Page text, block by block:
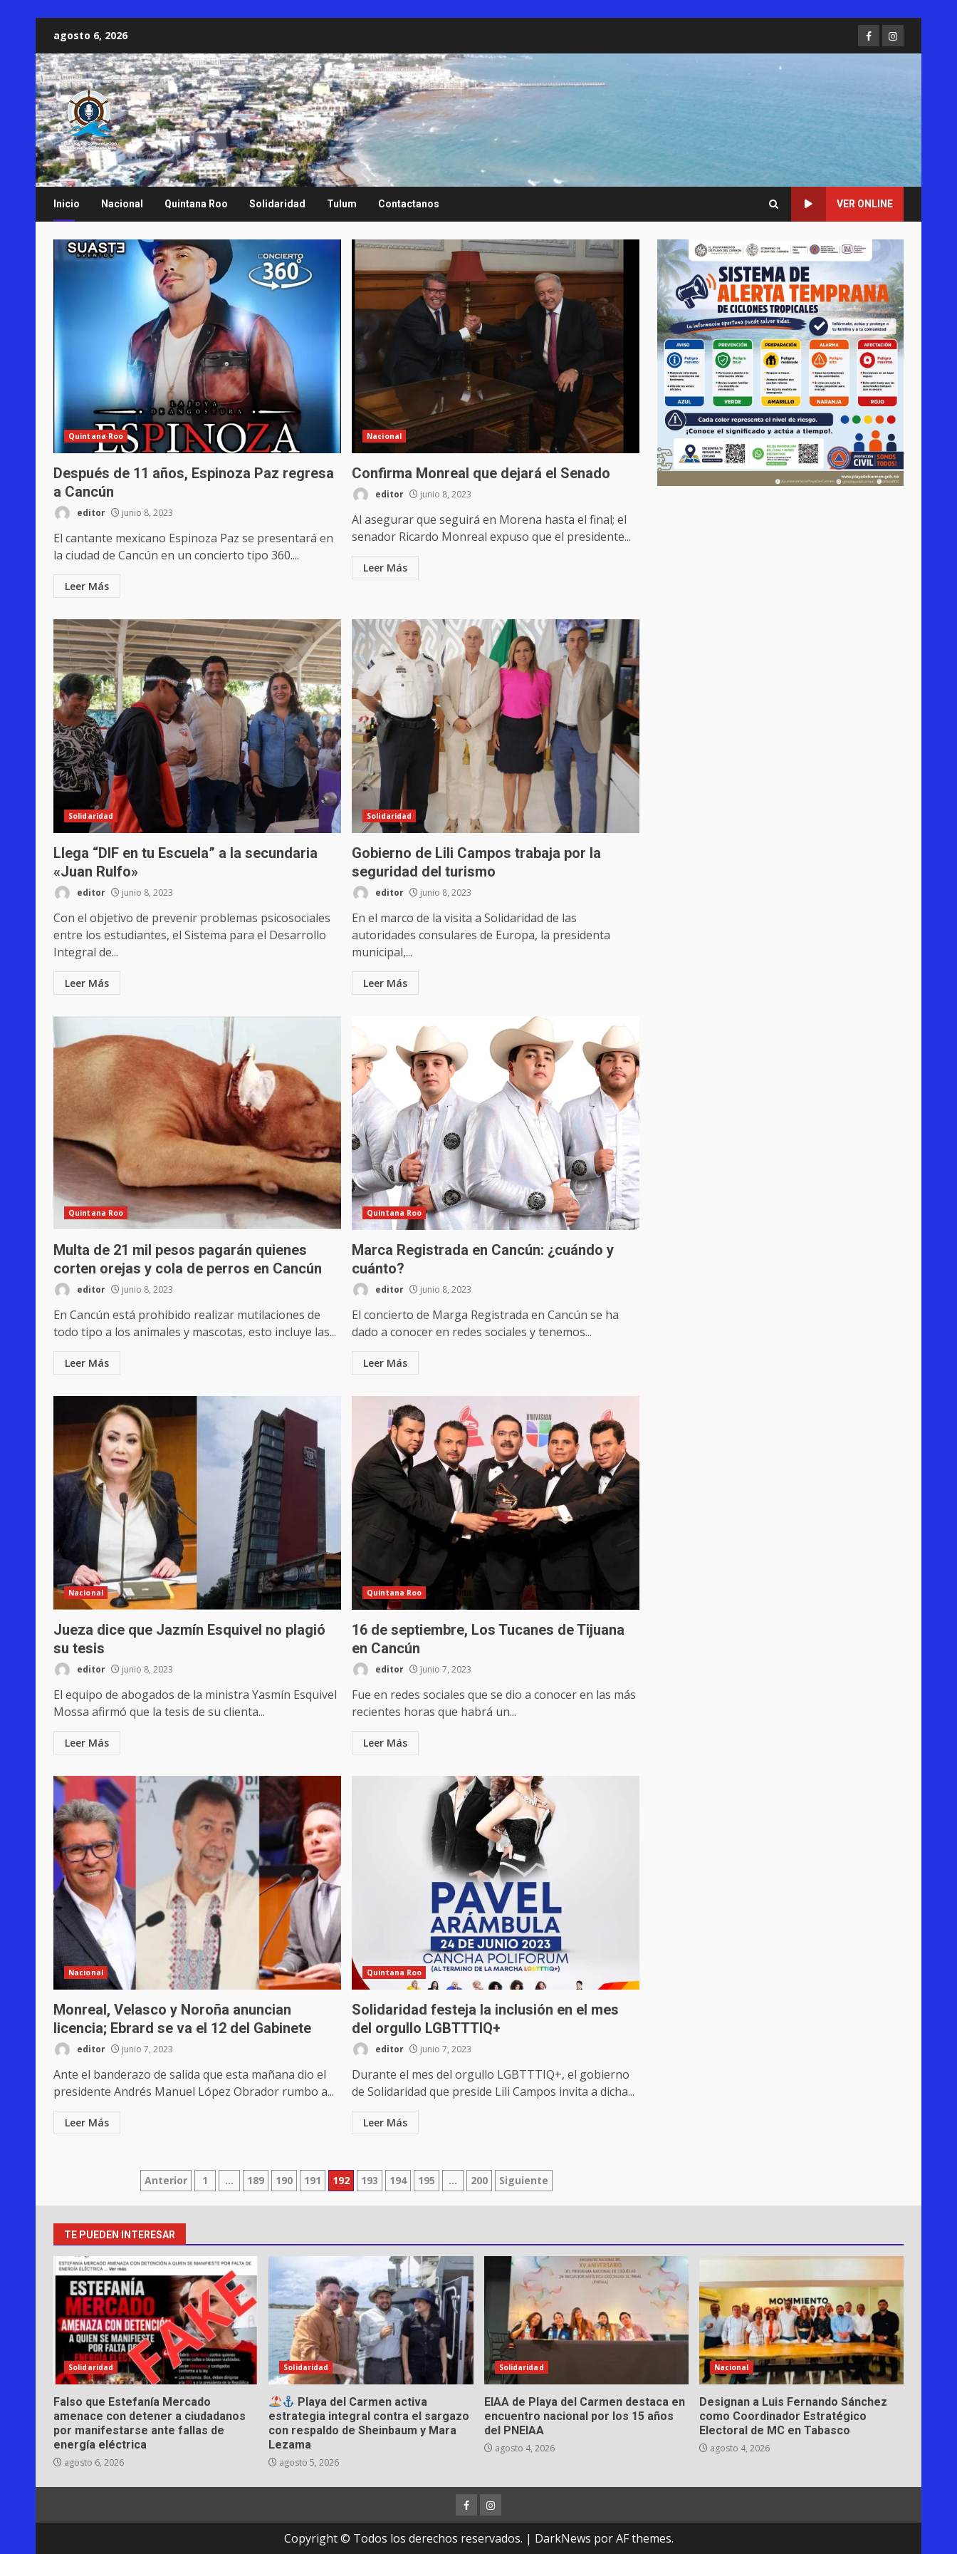
contenido
agosto 6, 2026 FacebookInstagram
Inicio Nacional Quintana Roo Solidaridad Tulum Contactanos VER ONLINE
Quintana Roo
Después de 11 años, Espinoza Paz regresa
a Cancún
editor junio 8, 2023
El cantante mexicano Espinoza Paz se presentará en
la ciudad de Cancún en un concierto tipo 360....
Leer Más
Nacional
Confirma Monreal que dejará el Senado
editor junio 8, 2023
Al asegurar que seguirá en Morena hasta el final; el
senador Ricardo Monreal expuso que el presidente...
Leer Más
Solidaridad
Llega “DIF en tu Escuela” a la secundaria
«Juan Rulfo»
editor junio 8, 2023
Con el objetivo de prevenir problemas psicosociales
entre los estudiantes, el Sistema para el Desarrollo
Integral de...
Leer Más
Solidaridad
Gobierno de Lili Campos trabaja por la
seguridad del turismo
editor junio 8, 2023
En el marco de la visita a Solidaridad de las
autoridades consulares de Europa, la presidenta
municipal,...
Leer Más
Quintana Roo
Multa de 21 mil pesos pagarán quienes
corten orejas y cola de perros en Cancún
editor junio 8, 2023
En Cancún está prohibido realizar mutilaciones de
todo tipo a los animales y mascotas, esto incluye las...
Leer Más
Quintana Roo
Marca Registrada en Cancún: ¿cuándo y
cuánto?
editor junio 8, 2023
El concierto de Marga Registrada en Cancún se ha
dado a conocer en redes sociales y tenemos...
Leer Más
Nacional
Jueza dice que Jazmín Esquivel no plagió
su tesis
editor junio 8, 2023
El equipo de abogados de la ministra Yasmín Esquivel
Mossa afirmó que la tesis de su clienta...
Leer Más
Quintana Roo
16 de septiembre, Los Tucanes de Tijuana
en Cancún
editor junio 7, 2023
Fue en redes sociales que se dio a conocer en las más
recientes horas que habrá un...
Leer Más
Nacional
Monreal, Velasco y Noroña anuncian
licencia; Ebrard se va el 12 del Gabinete
editor junio 7, 2023
Ante el banderazo de salida que esta mañana dio el
presidente Andrés Manuel López Obrador rumbo a...
Leer Más
Quintana Roo
Solidaridad festeja la inclusión en el mes
del orgullo LGBTTTIQ+
editor junio 7, 2023
Durante el mes del orgullo LGBTTTIQ+, el gobierno
de Solidaridad que preside Lili Campos invita a dicha...
Leer Más
Paginación
de
entradas
Anterior 1 … 189 190 191 192 193 194 195 … 200 Siguiente
TE PUEDEN INTERESAR
Solidaridad
Falso que Estefanía Mercado
amenace con detener a ciudadanos
por manifestarse ante fallas de
energía eléctrica
agosto 6, 2026
Solidaridad
Playa del Carmen activa
estrategia integral contra el sargazo
con respaldo de Sheinbaum y Mara
Lezama
agosto 5, 2026
Solidaridad
EIAA de Playa del Carmen destaca en
encuentro nacional por los 15 años
del PNEIAA
agosto 4, 2026
Nacional
Designan a Luis Fernando Sánchez
como Coordinador Estratégico
Electoral de MC en Tabasco
agosto 4, 2026
FacebookInstagram
Copyright © Todos los derechos reservados. | DarkNews por AF themes.